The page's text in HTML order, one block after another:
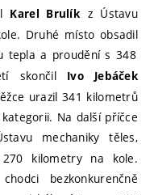
Karel Brulík z Ústavu
Druhé místo obsadil
tepla a proudění s 348
skončil Ivo Jebáček
urazil 341 kilometrů
Na další příčce
mechaniky těles,
kilometry na kole.
bezkonkurenčně